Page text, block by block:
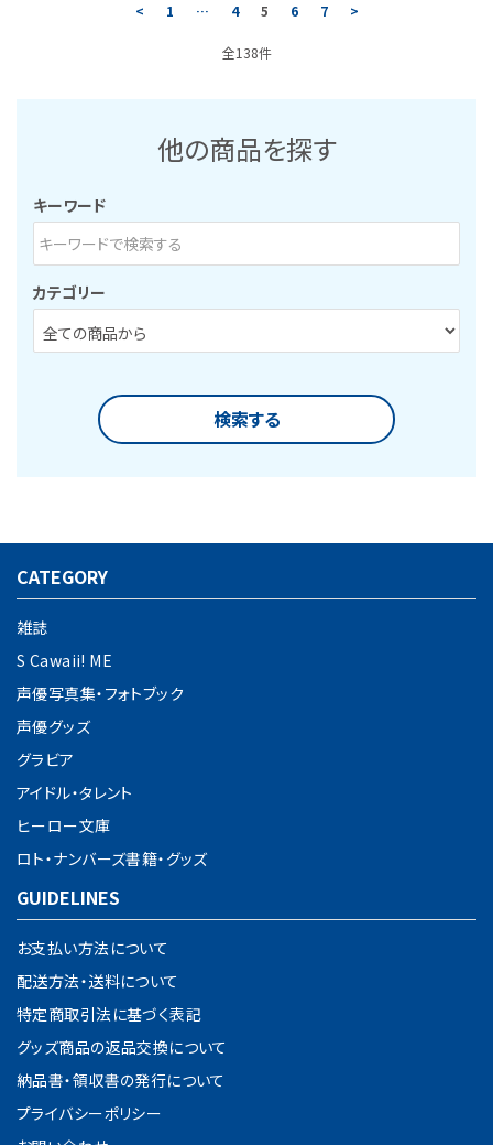
< 1 … 4 5 6 7 >
全138件
他の商品を探す
キーワード
カテゴリー
検索する
キーワード
カテゴリー
CATEGORY
雑誌
S Cawaii! ME
声優写真集・フォトブック
声優グッズ
グラビア
アイドル・タレント
ヒーロー文庫
ロト・ナンバーズ書籍・グッズ
GUIDELINES
お支払い方法について
配送方法・送料について
特定商取引法に基づく表記
グッズ商品の返品交換について
納品書・領収書の発行について
プライバシーポリシー